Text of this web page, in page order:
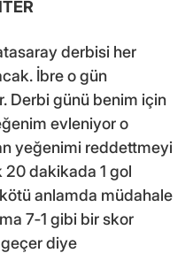
derbisi her
İbre o gün
Derbi günü benim için
evleniyor o
yeğenimi reddettmeyi
20 dakikada 1 gol
anlamda müdahale
7‐1 gibi bir skor
diye